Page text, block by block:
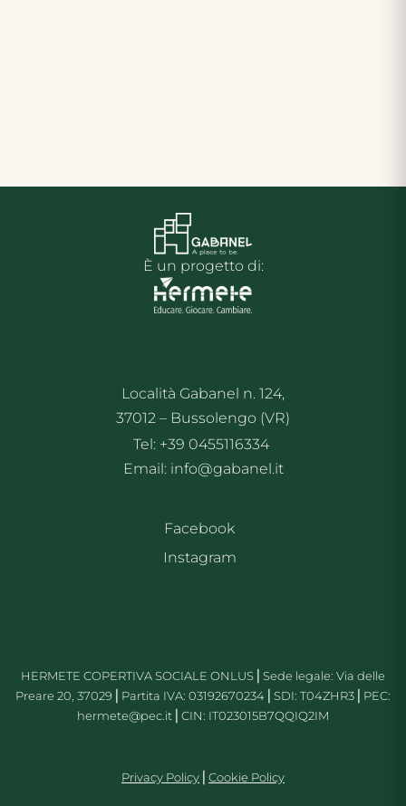
È un progetto di:
Località Gabanel n. 124,
37012 – Bussolengo (VR)
Tel: +39 0455116334
Email: info@gabanel.it
Facebook
Instagram
HERMETE COPERTIVA SOCIALE ONLUS⎪Sede legale: Via delle
Preare 20, 37029⎪Partita IVA: 03192670234⎪SDI: T04ZHR3⎪PEC:
hermete@pec.it⎪CIN: IT023015B7QQIQ2IM
Privacy Policy Cookie Policy